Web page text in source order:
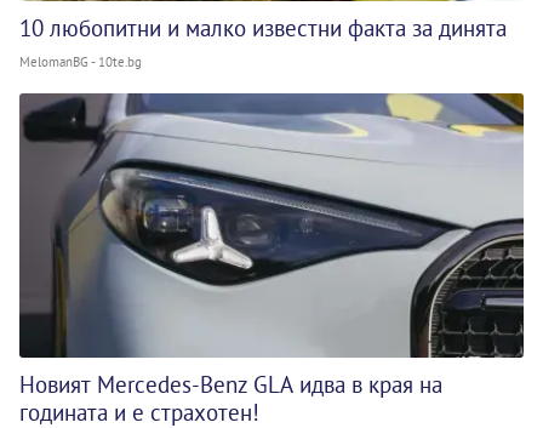
10 любопитни и малко известни факта за динята
MelomanBG - 10te.bg
Новият Mercedes-Benz GLA идва в края на
годината и е страхотен!